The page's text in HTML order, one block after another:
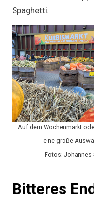
Spaghetti.
Auf dem Wochenmarkt
eine große
Fotos: Johannes
Bitteres